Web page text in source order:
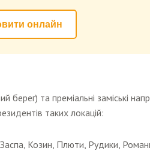
онлайн
та преміальні заміські
таких локацій:
Козин, Плюти, Рудики,